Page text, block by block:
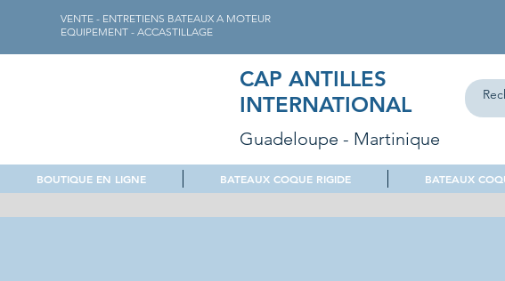
VENTE - ENTRETIENS BATEAUX A MOTEUR
EQUIPEMENT - ACCASTILLAGE
CAP ANTILLES
INTERNATIONAL
Guadeloupe - Martinique
BOUTIQUE EN LIGNE BATEAUX COQUE RIGIDE BATEAUX